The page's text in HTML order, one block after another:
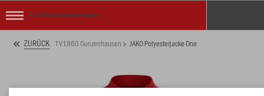
TV1860 Gunzenhausen
ZURÜCK TV1860 Gunzenhausen JAKO Polyesterjacke One